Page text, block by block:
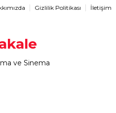
Gizlilik Politikası İletişim
ve Sinema